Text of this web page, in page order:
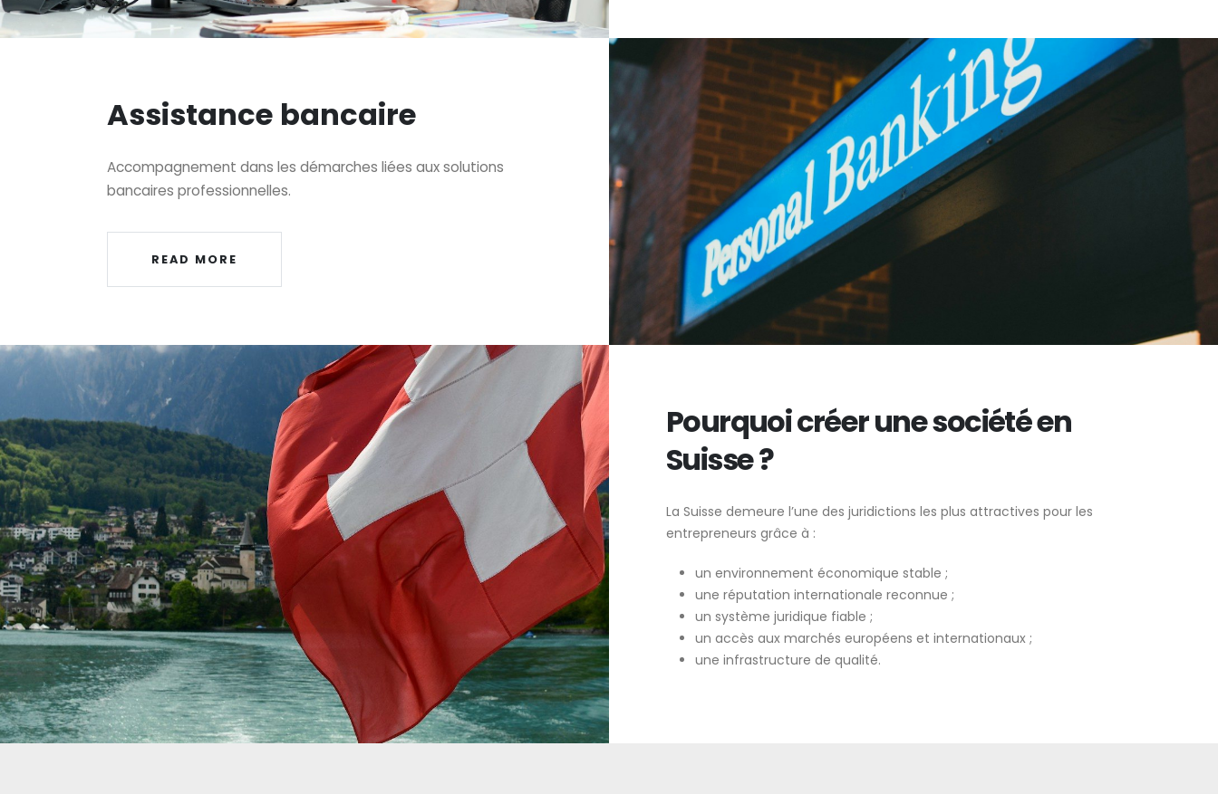
Assistance bancaire
Accompagnement dans les démarches liées aux solutions
bancaires professionnelles.
READ MORE
Pourquoi créer une société en
Suisse ?
La Suisse demeure l’une des juridictions les plus attractives pour les
entrepreneurs grâce à :
un environnement économique stable ;
une réputation internationale reconnue ;
un système juridique fiable ;
un accès aux marchés européens et internationaux ;
une infrastructure de qualité.